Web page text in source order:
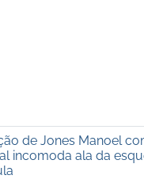
de Jones Manoel
incomoda ala da